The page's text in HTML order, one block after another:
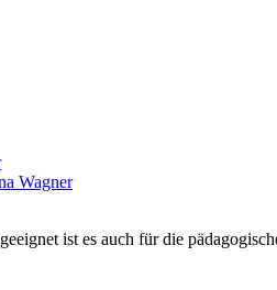
Wagner
ist es auch für die